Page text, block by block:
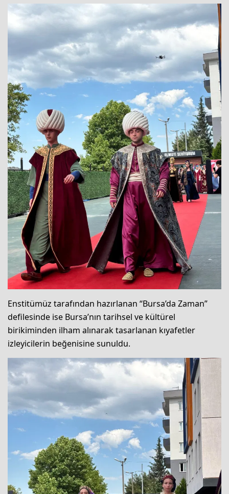
Enstitümüz tarafından hazırlanan “Bursa’da Zaman”
defilesinde ise Bursa’nın tarihsel ve kültürel
birikiminden ilham alınarak tasarlanan kıyafetler
izleyicilerin beğenisine sunuldu.